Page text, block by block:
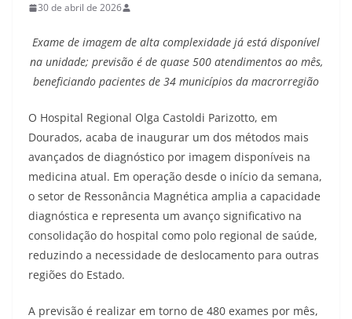
30 de abril de 2026
Exame de imagem de alta complexidade já está disponível
na unidade; previsão é de quase 500 atendimentos ao mês,
beneficiando pacientes de 34 municípios da macrorregião
O Hospital Regional Olga Castoldi Parizotto, em
Dourados, acaba de inaugurar um dos métodos mais
avançados de diagnóstico por imagem disponíveis na
medicina atual. Em operação desde o início da semana,
o setor de Ressonância Magnética amplia a capacidade
diagnóstica e representa um avanço significativo na
consolidação do hospital como polo regional de saúde,
reduzindo a necessidade de deslocamento para outras
regiões do Estado.
A previsão é realizar em torno de 480 exames por mês,